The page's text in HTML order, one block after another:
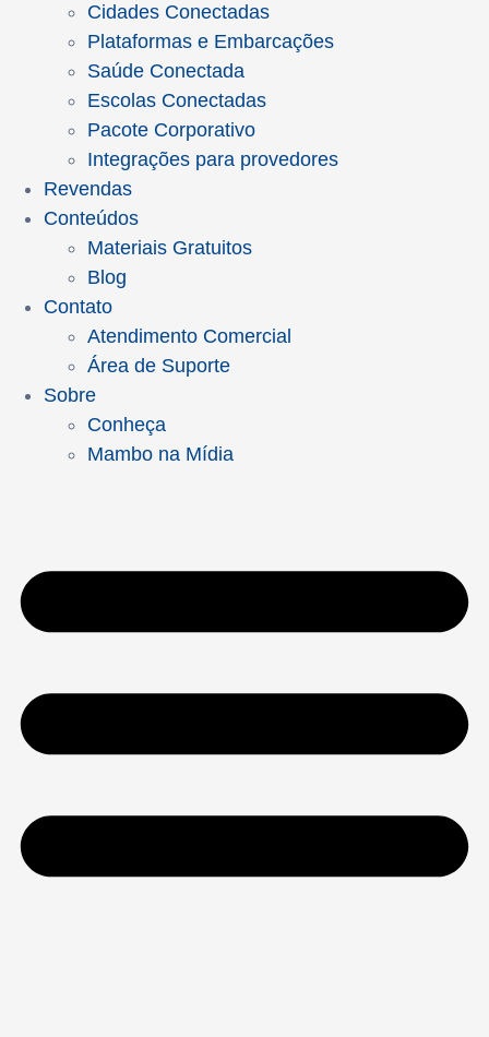
Cidades Conectadas
Plataformas e Embarcações
Saúde Conectada
Escolas Conectadas
Pacote Corporativo
Integrações para provedores
Revendas
Conteúdos
Materiais Gratuitos
Blog
Contato
Atendimento Comercial
Área de Suporte
Sobre
Conheça
Mambo na Mídia